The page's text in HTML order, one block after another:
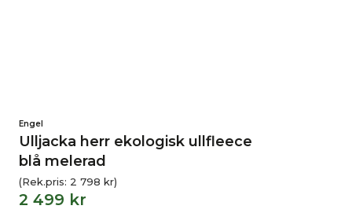
Engel
Ulljacka herr ekologisk ullfleece
blå melerad
(Rek.pris: 2 798 kr)
2 499 kr